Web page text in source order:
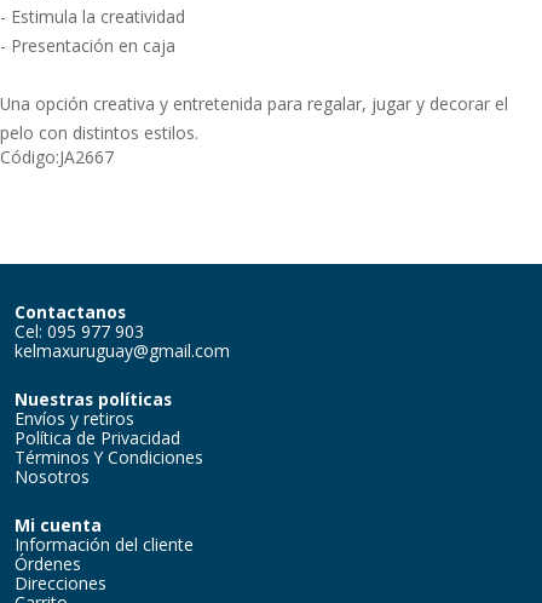
- Estimula la creatividad
- Presentación en caja
Una opción creativa y entretenida para regalar, jugar y decorar el
pelo con distintos estilos.
Código:JA2667
Contactanos
Cel: 095 977 903
kelmaxuruguay@gmail.com
Nuestras políticas
Envíos y retiros
Política de Privacidad
Términos Y Condiciones
Nosotros
Mi cuenta
Información del cliente
Órdenes
Direcciones